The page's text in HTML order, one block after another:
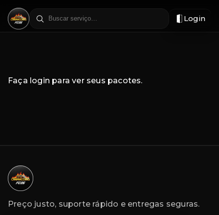
Login
Faça login para ver seus pacotes.
Preço justo, suporte rápido e entregas seguras.